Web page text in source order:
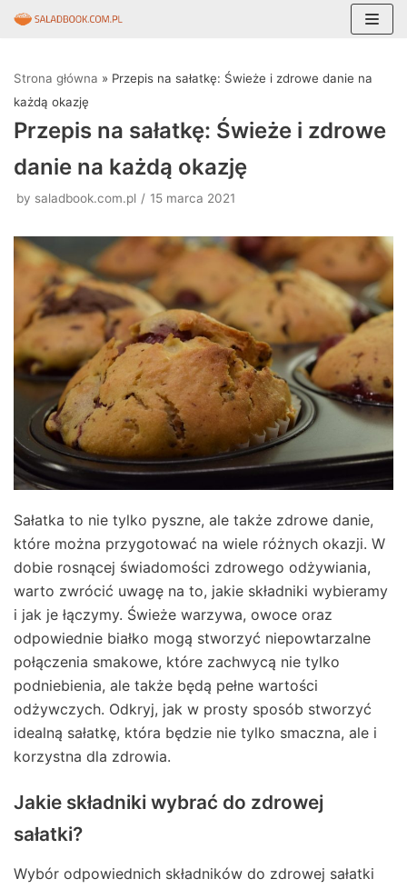
do
treści
Strona główna » Przepis na sałatkę: Świeże i zdrowe danie na
każdą okazję
Przepis na sałatkę: Świeże i zdrowe
danie na każdą okazję
by saladbook.com.pl 15 marca 2021
Sałatka to nie tylko pyszne, ale także zdrowe danie,
które można przygotować na wiele różnych okazji. W
dobie rosnącej świadomości zdrowego odżywiania,
warto zwrócić uwagę na to, jakie składniki wybieramy
i jak je łączymy. Świeże warzywa, owoce oraz
odpowiednie białko mogą stworzyć niepowtarzalne
połączenia smakowe, które zachwycą nie tylko
podniebienia, ale także będą pełne wartości
odżywczych. Odkryj, jak w prosty sposób stworzyć
idealną sałatkę, która będzie nie tylko smaczna, ale i
korzystna dla zdrowia.
Jakie składniki wybrać do zdrowej
sałatki?
Wybór odpowiednich składników do zdrowej sałatki